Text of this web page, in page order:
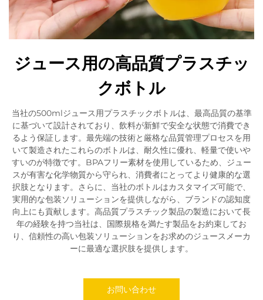
ジュース用の高品質プラスチッ
クボトル
当社の500mlジュース用プラスチックボトルは、最高品質の基準
に基づいて設計されており、飲料が新鮮で安全な状態で消費でき
るよう保証します。最先端の技術と厳格な品質管理プロセスを用
いて製造されたこれらのボトルは、耐久性に優れ、軽量で使いや
すいのが特徴です。BPAフリー素材を使用しているため、ジュー
スが有害な化学物質から守られ、消費者にとってより健康的な選
択肢となります。さらに、当社のボトルはカスタマイズ可能で、
実用的な包装ソリューションを提供しながら、ブランドの認知度
向上にも貢献します。高品質プラスチック製品の製造において長
年の経験を持つ当社は、国際規格を満たす製品をお約束してお
り、信頼性の高い包装ソリューションをお求めのジュースメーカ
ーに最適な選択肢を提供します。
お問い合わせ